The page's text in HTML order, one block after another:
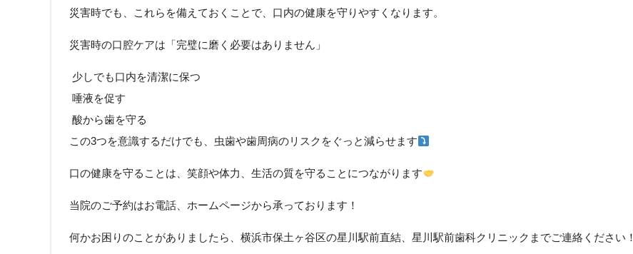
災害時でも、これらを備えておくことで、口内の健康を守りやすくなります。
災害時の口腔ケアは「完璧に磨く必要はありません」
少しでも口内を清潔に保つ
唾液を促す
酸から歯を守る
この3つを意識するだけでも、虫歯や歯周病のリスクをぐっと減らせます
口の健康を守ることは、笑顔や体力、生活の質を守ることにつながります
当院のご予約はお電話、ホームページから承っております！
何かお困りのことがありましたら、横浜市保土ヶ谷区の星川駅前直結、星川駅前歯科クリニックまでご連絡ください！